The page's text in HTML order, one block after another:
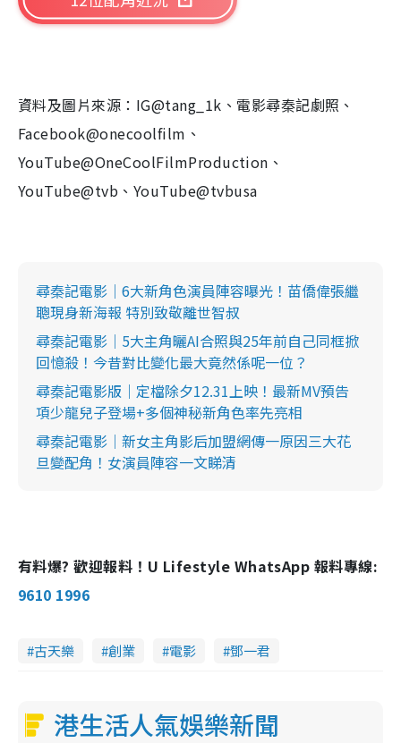
資料及圖片來源：IG@tang_1k、電影尋秦記劇照、
Facebook@onecoolfilm、
YouTube@OneCoolFilmProduction、
YouTube@tvb、YouTube@tvbusa
尋秦記電影｜6大新角色演員陣容曝光！苗僑偉張繼
聰現身新海報 特別致敬離世智叔
尋秦記電影｜5大主角曬AI合照與25年前自己同框掀
回憶殺！今昔對比變化最大竟然係呢一位？
尋秦記電影版｜定檔除夕12.31上映！最新MV預告
項少龍兒子登場+多個神秘新角色率先亮相
尋秦記電影｜新女主角影后加盟網傳一原因三大花
旦變配角！女演員陣容一文睇清
有料爆? 歡迎報料！U Lifestyle WhatsApp 報料專線:
9610 1996
古天樂 創業 電影 鄧一君
港生活人氣娛樂新聞